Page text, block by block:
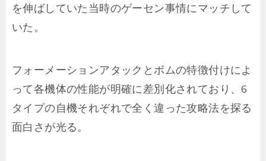
を伸ばしていた当時のゲーセン事情にマッチして
いた。
フォーメーションアタックとボムの特徴付けによ
って各機体の性能が明確に差別化されており、6
タイプの自機それぞれで全く違った攻略法を探る
面白さが光る。